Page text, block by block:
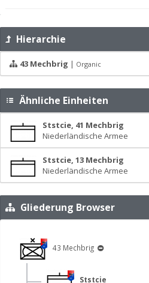
Hierarchie
43 Mechbrig | Organic
Ähnliche Einheiten
Ststcie, 41 Mechbrig
Niederländische Armee
Ststcie, 13 Mechbrig
Niederländische Armee
Gliederung Browser
43 Mechbrig
Ststcie